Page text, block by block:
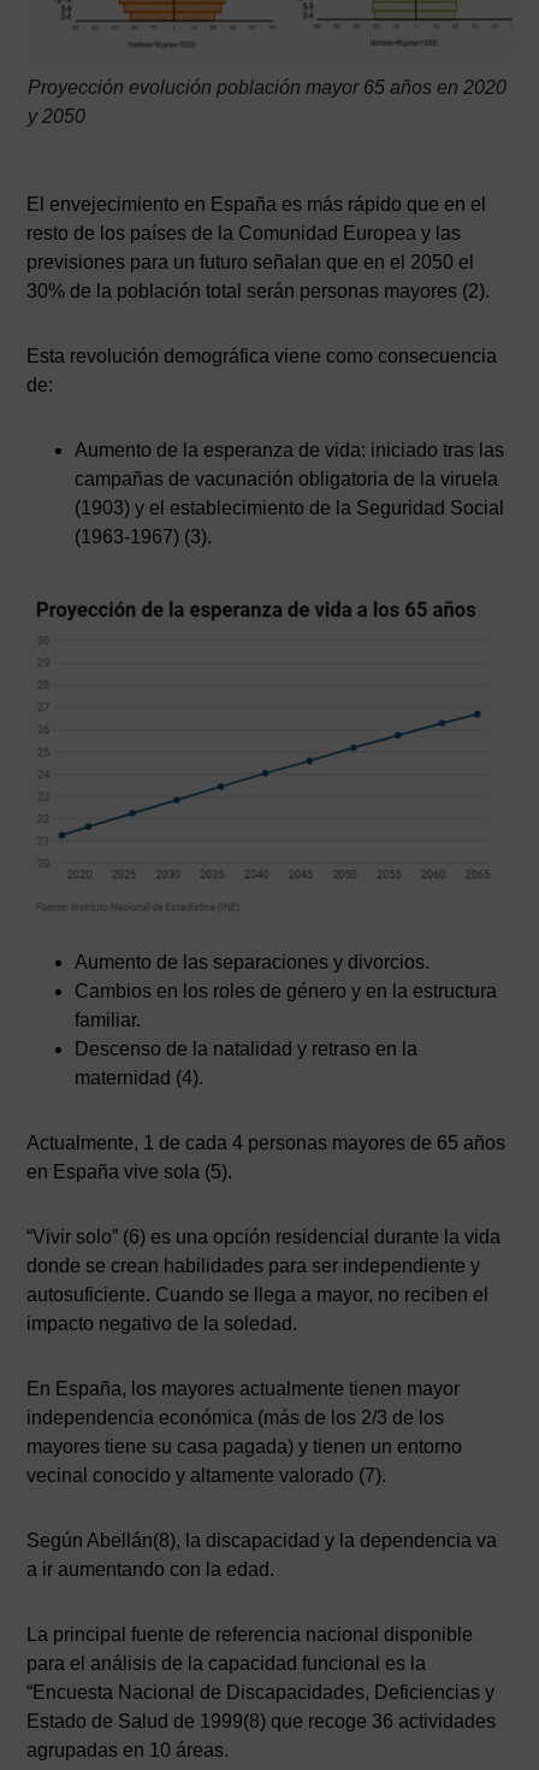
Proyección evolución población mayor 65 años en 2020
y 2050
El envejecimiento en España es más rápido que en el
resto de los países de la Comunidad Europea y las
previsiones para un futuro señalan que en el 2050 el
30% de la población total serán personas mayores (2).
Esta revolución demográfica viene como consecuencia
de:
Aumento de la esperanza de vida: iniciado tras las
campañas de vacunación obligatoria de la viruela
(1903) y el establecimiento de la Seguridad Social
(1963-1967) (3).
Aumento de las separaciones y divorcios.
Cambios en los roles de género y en la estructura
familiar.
Descenso de la natalidad y retraso en la
maternidad (4).
Actualmente, 1 de cada 4 personas mayores de 65 años
en España vive sola (5).
“Vivir solo” (6) es una opción residencial durante la vida
donde se crean habilidades para ser independiente y
autosuficiente. Cuando se llega a mayor, no reciben el
impacto negativo de la soledad.
En España, los mayores actualmente tienen mayor
independencia económica (más de los 2/3 de los
mayores tiene su casa pagada) y tienen un entorno
vecinal conocido y altamente valorado (7).
Según Abellán(8), la discapacidad y la dependencia va
a ir aumentando con la edad.
La principal fuente de referencia nacional disponible
para el análisis de la capacidad funcional es la
“Encuesta Nacional de Discapacidades, Deficiencias y
Estado de Salud de 1999(8) que recoge 36 actividades
agrupadas en 10 áreas.